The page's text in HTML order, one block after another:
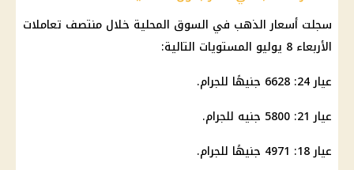
سجلت أسعار الذهب في السوق المحلية خلال منتصف تعاملات
الأربعاء 8 يوليو المستويات التالية:
عيار 24: 6628 جنيهًا للجرام.
عيار 21: 5800 جنيه للجرام.
عيار 18: 4971 جنيهًا للجرام.